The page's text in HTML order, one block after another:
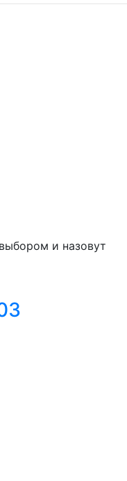
и назовут